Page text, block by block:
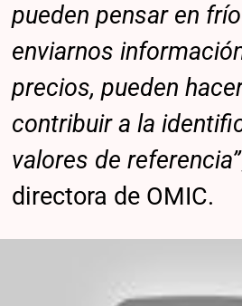
pueden pensar en
enviarnos
precios, pueden
contribuir a la
valores de referencia”
directora de OMIC.